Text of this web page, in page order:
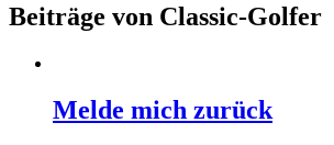
Beiträge von Classic-Golfer
Melde mich zurück